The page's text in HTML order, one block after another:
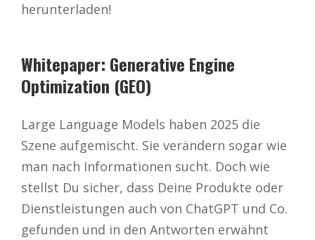
herunterladen!
Whitepaper: Generative Engine
Optimization (GEO)
Large Language Models haben 2025 die
Szene aufgemischt. Sie verändern sogar wie
man nach Informationen sucht. Doch wie
stellst Du sicher, dass Deine Produkte oder
Dienstleistungen auch von ChatGPT und Co.
gefunden und in den Antworten erwähnt